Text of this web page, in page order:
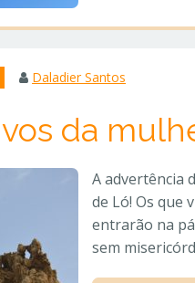
Daladier Santos
da
A advertência
de Ló! Os que
entrarão na
sem